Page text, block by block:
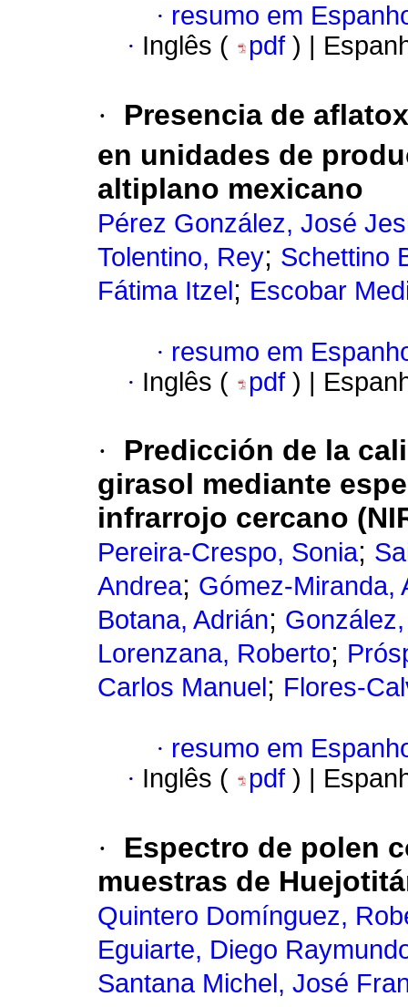
· resumo em
· Inglês ( pdf ) |
·
Presencia de
en unidades de
altiplano mexicano
Pérez González, José
Tolentino, Rey; Schettino
Fátima Itzel; Escobar
· resumo em
· Inglês ( pdf ) |
·
Predicción de la
girasol mediante
infrarrojo cercano
Pereira-Crespo, Sonia;
Andrea; Gómez-Miranda,
Botana, Adrián;
Lorenzana, Roberto;
Carlos Manuel ; Flores-
· resumo em
· Inglês ( pdf ) |
·
Espectro de polen
muestras de
Quintero Domínguez,
Eguiarte, Diego
Santana Michel, José